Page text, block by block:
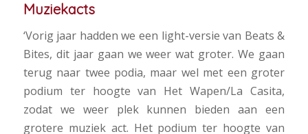
Muziekacts
‘Vorig jaar hadden we een light-versie van Beats &
Bites, dit jaar gaan we weer wat groter. We gaan
terug naar twee podia, maar wel met een groter
podium ter hoogte van Het Wapen/La Casita,
zodat we weer plek kunnen bieden aan een
grotere muziek act. Het podium ter hoogte van